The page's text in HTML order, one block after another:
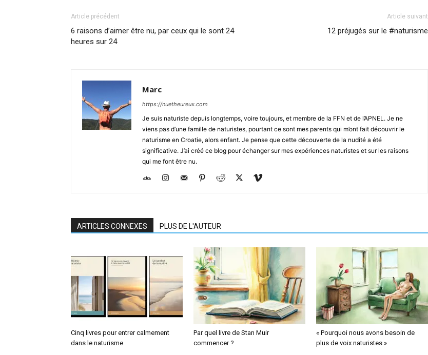
Article précédent
6 raisons d’aimer être nu, par ceux qui le sont 24
heures sur 24
Article suivant
12 préjugés sur le #naturisme
Marc
https://nuetheureux.com
Je suis naturiste depuis longtemps, voire toujours, et membre de la FFN et de l’APNEL. Je ne
viens pas d’une famille de naturistes, pourtant ce sont mes parents qui m’ont fait découvrir le
naturisme en Croatie, alors enfant. Je pense que cette découverte de la nudité a été
significative. J’ai créé ce blog pour échanger sur mes expériences naturistes et sur les raisons
qui me font être nu.
ARTICLES CONNEXES PLUS DE L'AUTEUR
Cinq livres pour entrer calmement
dans le naturisme
Par quel livre de Stan Muir
commencer ?
« Pourquoi nous avons besoin de
plus de voix naturistes »